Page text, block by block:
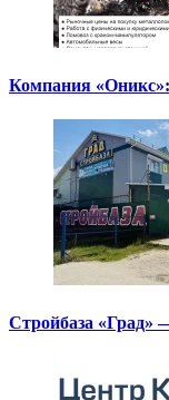
Компания
Стройбаза «Град»